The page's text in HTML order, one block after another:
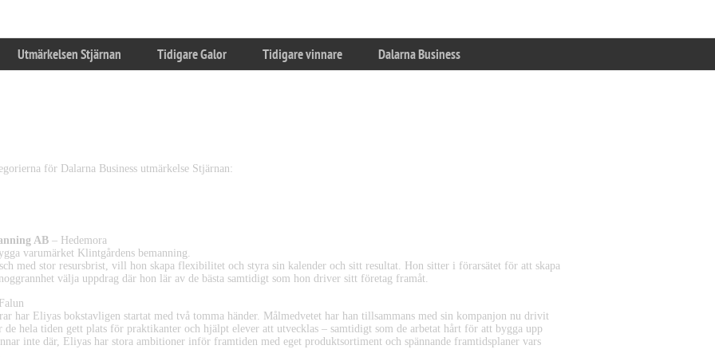
Utmärkelsen Stjärnan Tidigare Galor Tidigare vinnare Dalarna Business
för Dalarna Business utmärkelse Stjärnan:
AB – Hedemora
varumärket Klintgårdens bemanning.
med stor resursbrist, vill hon skapa flexibilitet och styra sin kalender och sitt resultat. Hon sitter i förarsätet för att skapa
välja uppdrag där hon lär av de bästa samtidigt som hon driver sitt företag framåt.
har Eliyas bokstavligen startat med två tomma händer. Målmedvetet har han tillsammans med sin kompanjon nu drivit
de hela tiden gett plats för praktikanter och hjälpt elever att utvecklas – samtidigt som de arbetat hårt för att bygga upp
inte där, Eliyas har stora ambitioner inför framtiden med eget produktsortiment och spännande framtidsplaner vars